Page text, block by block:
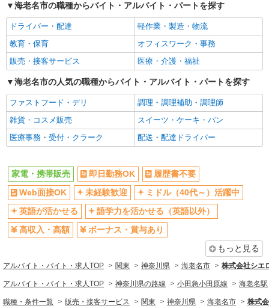
ミドル（40代～）活躍中
英語が活かせる
語学力を活かせる（英語以外）
高収入・高額
ボーナス・賞与あり
昇給あり
日払い
週払い
10時～勤務OK
髪型・髪色自由
ネイルOK
ピアスOK
駅直結・駅チカ
車通勤OK
バイク通勤OK
交通費支給
各種手当（家族・役職・インセン
ティブなど）あり
制服貸与
社員登用あり
同じ職種から求人を探す
販売・接客サービス
未経験歓迎 ミドル（40代～）活躍中
海老名市の職種からバイト・アルバイト・パートを探す
ドライバー・配達
軽作業・製造・物流
教育・保育
オフィスワーク・事務
販売・接客サービス
医療・介護・福祉
海老名市の人気の職種からバイト・アルバイト・パートを探す
ファストフード・デリ
調理・調理補助・調理師
雑貨・コスメ販売
スイーツ・ケーキ・パン
医療事務・受付・クラーク
配送・配達ドライバー
家電・携帯販売 即日勤務OK
履歴書不要
Web面接OK
未経験歓迎
ミドル（40代～）活躍中
英語が活かせる
語学力を活かせる（英語以外）
高収入・高額
ボーナス・賞与あり
もっと見る
アルバイト・バイト・求人TOP 関東 神奈川県 海老名市 株式会社シエ
アルバイト・バイト・求人TOP 神奈川県の路線 小田急小田原線 海老名駅
職種・条件一覧 販売・接客サービス 関東 神奈川県 海老名市 株式